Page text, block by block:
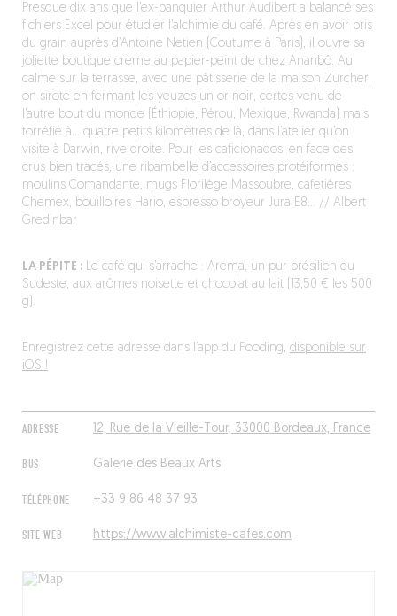
ADRESSE 12, Rue de la Vieille-Tour, 33000 Bordeaux, France
BUS Galerie des Beaux Arts
TÉLÉPHONE +33 9 86 48 37 93
SITE WEB https://www.alchimiste-cafes.com
Presque dix ans que l’ex-banquier Arthur Audibert a balancé ses
fichiers Excel pour étudier l’alchimie du café. Après en avoir pris
du grain auprès d’Antoine Netien (Coutume à Paris), il ouvre sa
joliette boutique crème au papier-peint de chez Ananbô. Au
calme sur la terrasse, avec une pâtisserie de la maison Zürcher,
on sirote en fermant les yeuzes un or noir, certes venu de
l’autre bout du monde (Éthiopie, Pérou, Mexique, Rwanda) mais
torréfié à… quatre petits kilomètres de là, dans l’atelier qu’on
visite à Darwin, rive droite. Pour les caficionados, en face des
crus bien tracés, une ribambelle d’accessoires protéiformes :
moulins Comandante, mugs Florilège Massoubre, cafetières
Chemex, bouilloires Hario, espresso broyeur Jura E8… // Albert
Gredinbar
LA PÉPITE :Le café qui s’arrache : Arema, un pur brésilien du
Sudeste, aux arômes noisette et chocolat au lait (13,50 € les 500
g).
Enregistrez cette adresse dans l’app du Fooding, disponible sur
iOS !